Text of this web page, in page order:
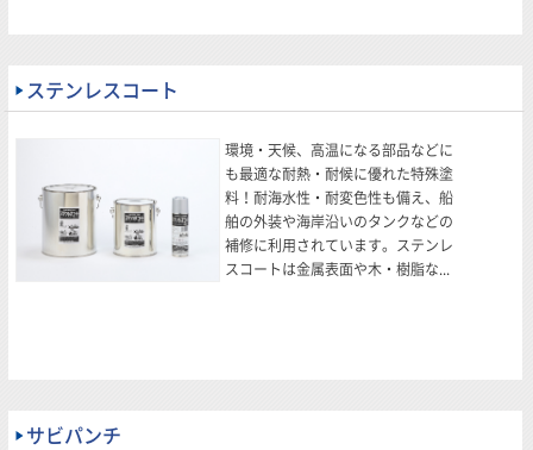
ステンレスコート
環境・天候、高温になる部品などに
も最適な耐熱・耐候に優れた特殊塗
料！耐海水性・耐変色性も備え、船
舶の外装や海岸沿いのタンクなどの
補修に利用されています。ステンレ
スコートは金属表面や木・樹脂な...
サビパンチ